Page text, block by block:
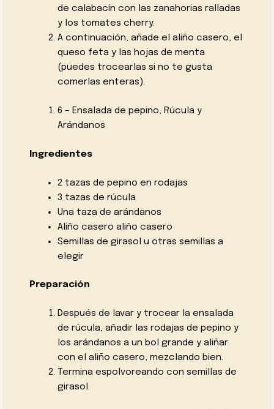
de calabacín con las zanahorias ralladas
y los tomates cherry.
A continuación, añade el aliño casero, el
queso feta y las hojas de menta
(puedes trocearlas si no te gusta
comerlas enteras).
6 – Ensalada de pepino, Rúcula y
Arándanos
Ingredientes
2 tazas de pepino en rodajas
3 tazas de rúcula
Una taza de arándanos
Aliño casero aliño casero
Semillas de girasol u otras semillas a
elegir
Preparación
Después de lavar y trocear la ensalada
de rúcula, añadir las rodajas de pepino y
los arándanos a un bol grande y aliñar
con el aliño casero, mezclando bien.
Termina espolvoreando con semillas de
girasol.